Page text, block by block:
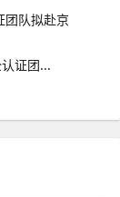
证团...